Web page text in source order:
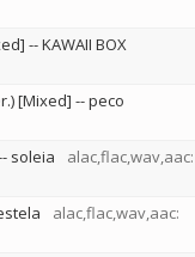
--KAWAII BOX
[Mixed] --peco
soleia
alac,flac,wav,aac:
alac,flac,wav,aac: